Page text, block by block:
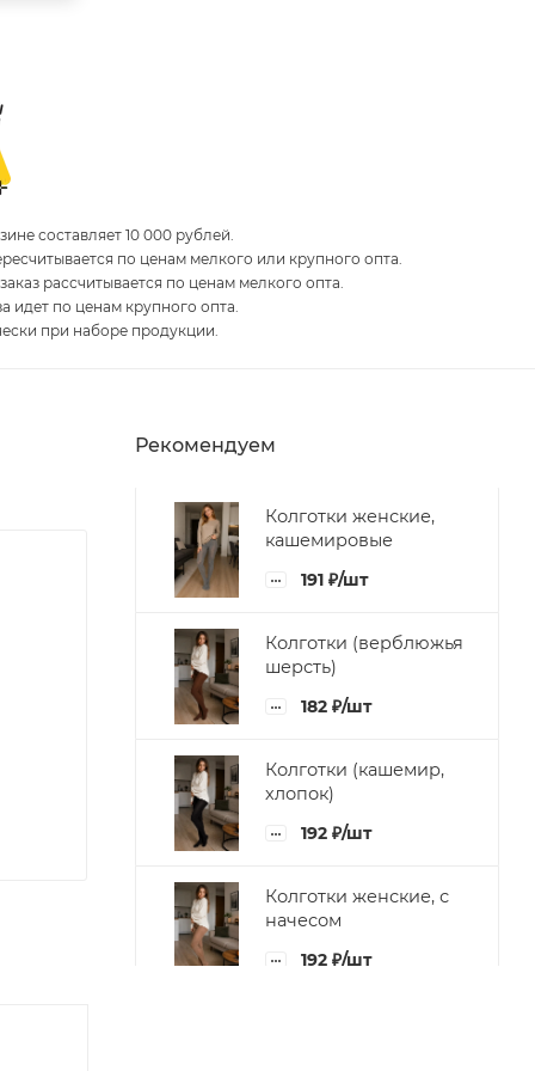
составляет 10 000 рублей.
по ценам мелкого или крупного опта.
рассчитывается по ценам мелкого опта.
идет по ценам крупного опта.
при наборе продукции.
Рекомендуем
Колготки женские,
кашемировые
191 ₽/шт
Колготки (верблюжья
шерсть)
182 ₽/шт
Колготки (кашемир,
хлопок)
192 ₽/шт
Колготки женские, с
начесом
192 ₽/шт